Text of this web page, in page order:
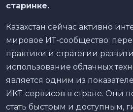
старинке.
Казахстан сейчас активно
мировое ИТ-сообщество:
практики и стратегии
использование облачных
является одним из
ИКТ-сервисов в стране. Они
стать быстрым и доступным,